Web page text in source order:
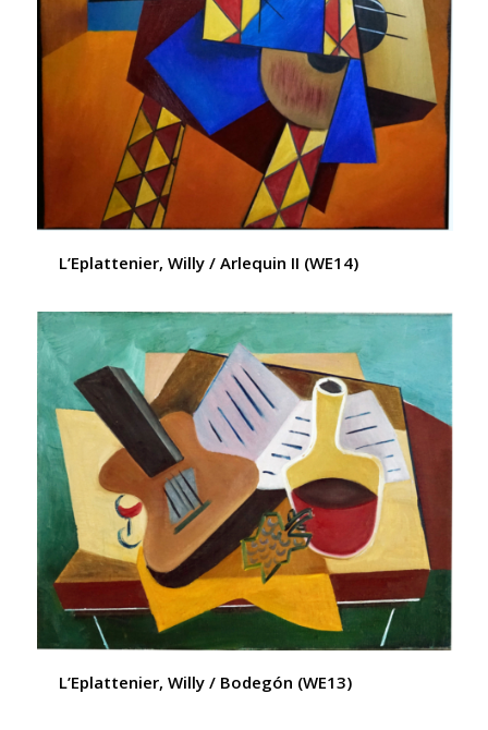
L’Eplattenier, Willy / Arlequin II (WE14)
L’Eplattenier, Willy / Bodegón (WE13)